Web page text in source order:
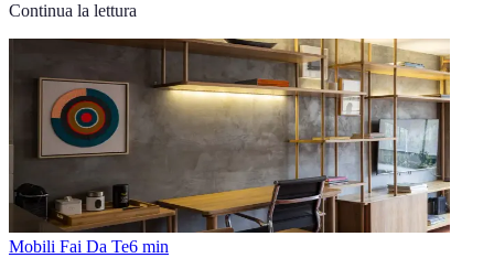
Continua la lettura
Mobili Fai Da Te6 min